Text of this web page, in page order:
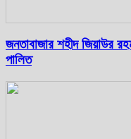
জনতাবাজার শহীদ জিয়াউর
পালিত